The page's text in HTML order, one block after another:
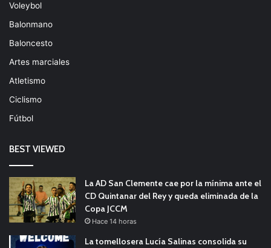
Voleybol
Balonmano
Baloncesto
Artes marciales
Atletismo
Ciclismo
Fútbol
BEST VIEWED
La AD San Clemente cae por la mínima ante el
CD Quintanar del Rey y queda eliminada de la
Copa JCCM
Hace 14 horas
La tomellosera Lucía Salinas consolida su